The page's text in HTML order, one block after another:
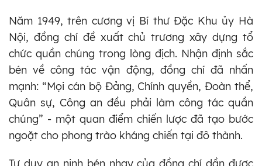
Năm 1949, trên cương vị Bí thư Đặc Khu ủy Hà
Nội, đồng chí đề xuất chủ trương xây dựng tổ
chức quần chúng trong lòng địch. Nhận định sắc
bén về công tác vận động, đồng chí đã nhấn
mạnh: “Mọi cán bộ Đảng, Chính quyền, Đoàn thể,
Quân sự, Công an đều phải làm công tác quần
chúng” - một quan điểm chiến lược đã tạo bước
ngoặt cho phong trào kháng chiến tại đô thành.
Tư duy an ninh bén nhạy của đồng chí dần được